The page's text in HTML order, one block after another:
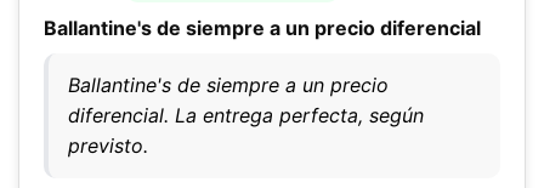
Ballantine's de siempre a un precio diferencial
Ballantine's de siempre a un precio
diferencial. La entrega perfecta, según
previsto.